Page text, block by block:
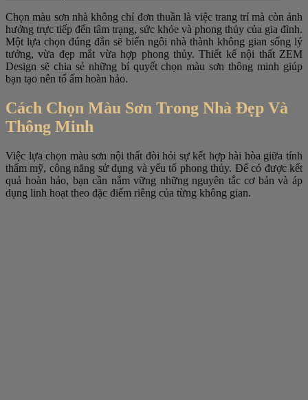
Chọn màu sơn nhà không chỉ đơn thuần là việc trang trí mà còn ảnh
hưởng trực tiếp đến tâm trạng, sức khỏe và phong thủy của gia đình.
Một lựa chọn đúng đắn sẽ biến ngôi nhà thành không gian sống lý
tưởng, vừa đẹp mắt vừa hợp phong thủy. Thiết kế nội thất ZEM
Design sẽ chia sẻ những bí quyết chọn màu sơn thông minh giúp
bạn tạo nên tổ ấm hoàn hảo.
Cách Chọn Màu Sơn Trong Nhà Đẹp Và
Thông Minh
Việc lựa chọn màu sơn nội thất đòi hỏi sự kết hợp hài hòa giữa tính
thẩm mỹ, công năng sử dụng và yếu tố phong thủy. Để có được kết
quả hoàn hảo, bạn cần nắm vững những nguyên tắc cơ bản và áp
dụng linh hoạt theo đặc điểm riêng của từng không gian.